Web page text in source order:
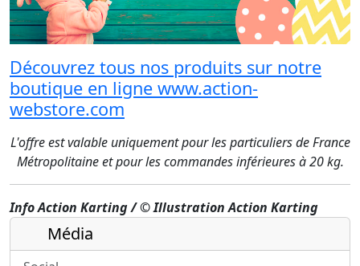
Découvrez tous nos produits sur notre
boutique en ligne www.action-
webstore.com
L'offre est valable uniquement pour les particuliers de France
Métropolitaine et pour les commandes inférieures à 20 kg.
Info Action Karting / © Illustration Action Karting
Média